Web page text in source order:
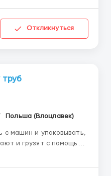
и гибке...
Откликнуться
труб
Польша (Влоцлавек)
и грузят с помощью